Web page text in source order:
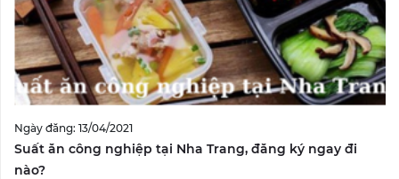
Ngày đăng: 13/04/2021
Suất ăn công nghiệp tại Nha Trang, đăng ký ngay đi
nào?